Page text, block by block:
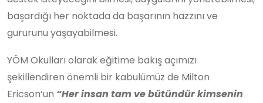
başardığı her noktada da başarının hazzını ve
gururunu yaşayabilmesi.
YÖM Okulları olarak eğitime bakış açımızı
şekillendiren önemli bir kabulümüz de Milton
Ericson’un “Her insan tam ve bütündür kimsenin